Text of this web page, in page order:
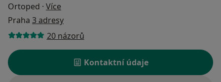
Ortoped · Více
Praha 3 adresy
20 názorů
Kontaktní údaje